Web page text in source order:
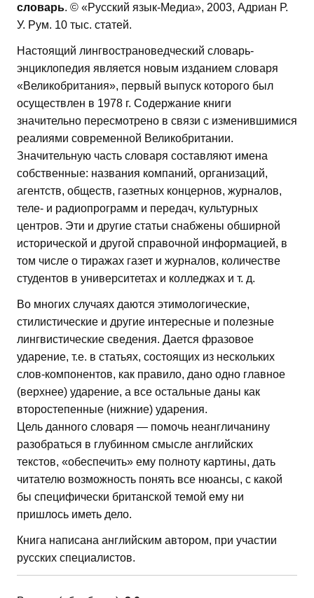
словарь. © «Русский язык-Медиа», 2003, Адриан Р.
У. Рум. 10 тыс. статей.
Настоящий лингвострановедческий словарь-
энциклопедия является новым изданием словаря
«Великобритания», первый выпуск которого был
осуществлен в 1978 г. Содержание книги
значительно пересмотрено в связи с изменившимися
реалиями современной Великобритании.
Значительную часть словаря составляют имена
собственные: названия компаний, организаций,
агентств, обществ, газетных концернов, журналов,
теле- и радиопрограмм и передач, культурных
центров. Эти и другие статьи снабжены обширной
исторической и другой справочной информацией, в
том числе о тиражах газет и журналов, количестве
студентов в университетах и колледжах и т. д.
Во многих случаях даются этимологические,
стилистические и другие интересные и полезные
лингвистические сведения. Дается фразовое
ударение, т.е. в статьях, состоящих из нескольких
слов-компонентов, как правило, дано одно главное
(верхнее) ударение, а все остальные даны как
второстепенные (нижние) ударения.
Цель данного словаря — помочь неангличанину
разобраться в глубинном смысле английских
текстов, «обеспечить» ему полноту картины, дать
читателю возможность понять все нюансы, с какой
бы специфически британской темой ему ни
пришлось иметь дело.
Книга написана английским автором, при участии
русских специалистов.